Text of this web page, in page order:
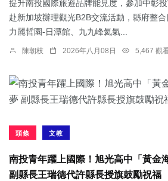
提升南投國際旅遊品牌能見度，參加中彰
赴新加坡辦理觀光B2B交流活動，縣府整合
力麗哲園-日潭館、九九峰氦氣...
陳朝枝 2026年八月08日 5,467 觀
頭條 文教
南投青年躍上國際！旭光高中「黃金
副縣長王瑞德代許縣長授旗鼓勵祝福